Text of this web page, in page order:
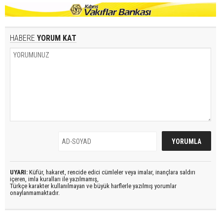
HABERE YORUM KAT
UYARI: Küfür, hakaret, rencide edici cümleler veya imalar, inançlara saldırı
içeren, imla kuralları ile yazılmamış,
Türkçe karakter kullanılmayan ve büyük harflerle yazılmış yorumlar
onaylanmamaktadır.